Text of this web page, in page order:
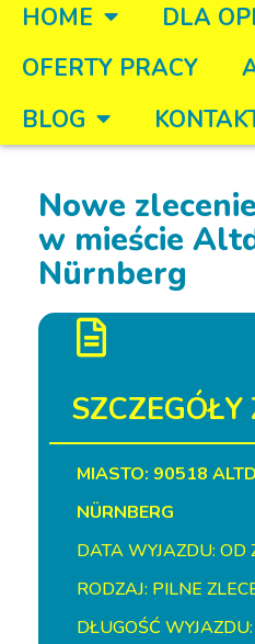
HOME
DLA
OFERTY PRACY
BLOG
Nowe
w mieście
Nürnberg
MIASTO: 90518
NÜRNBERG
DATA WYJAZDU: OD
RODZAJ: PILNE
DŁUGOŚĆ